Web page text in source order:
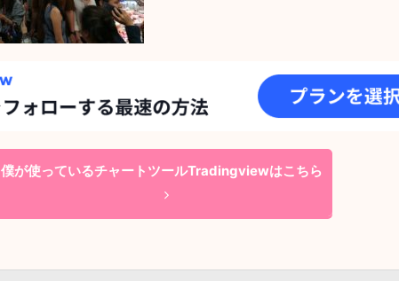
僕が使っているチャートツールTradingviewはこちら